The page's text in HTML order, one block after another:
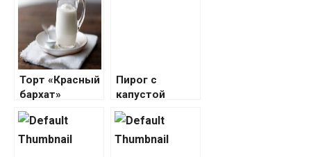
Торт «Красный
бархат»
Пирог с
капустой